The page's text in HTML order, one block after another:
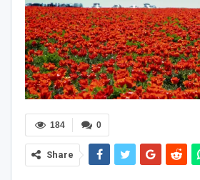
0
184
Share